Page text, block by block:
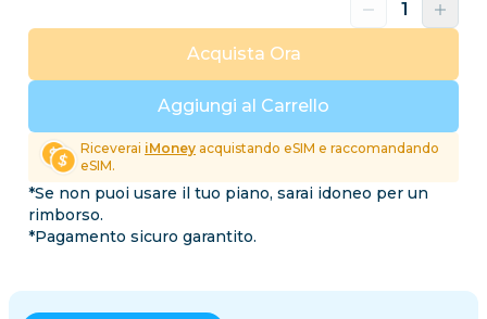
Aggiungi al Carrello
Acquista Ora
Riceverai iMoney acquistando eSIM e raccomandando
eSIM.
*Se non puoi usare il tuo piano, sarai idoneo per un
rimborso.
*Pagamento sicuro garantito.